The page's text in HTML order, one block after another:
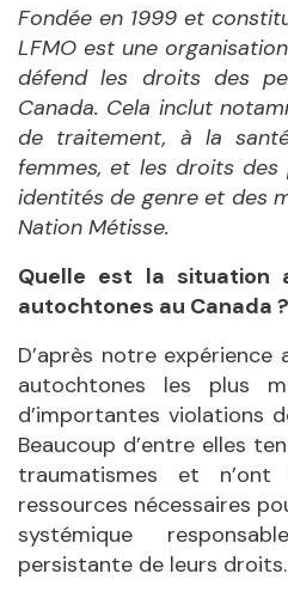
Fondée en 1999 et
LFMO est une
défend les droits des
Canada. Cela inclut
de traitement, à la
femmes, et les droits des
identités de genre et des
Nation Métisse.
Quelle est la situation
autochtones au Canada ?
D’après notre expérience
autochtones les plus
d’importantes violations
Beaucoup d’entre elles
traumatismes et
ressources nécessaires
systémique
persistante de leurs droits.